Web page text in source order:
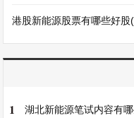
港股新能源股票有哪些好股
1 湖北新能源笔试内容有